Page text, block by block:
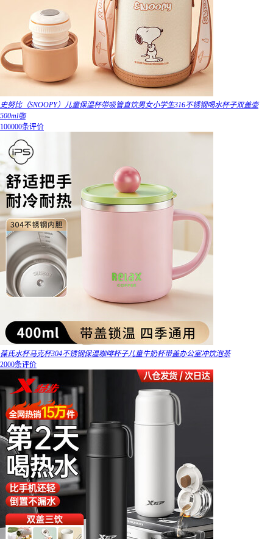
史努比（SNOOPY）儿童保温杯带吸管直饮男女小学生316不锈钢喝水杯子双盖壶
500ml咖
100000条评价
葆氏水杯马克杯304不锈钢保温咖啡杯子儿童牛奶杯带盖办公室冲饮泡茶
2000条评价